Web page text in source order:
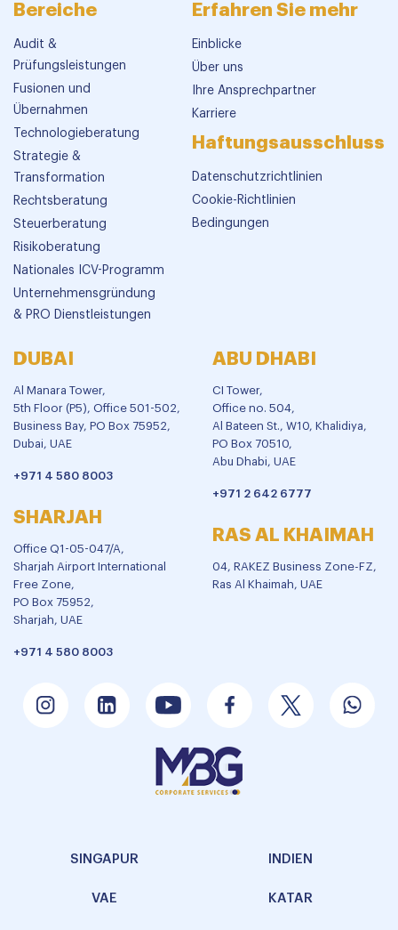
Bereiche
Audit &
Prüfungsleistungen
Fusionen und
Übernahmen
Technologieberatung
Strategie &
Transformation
Rechtsberatung
Steuerberatung
Risikoberatung
Nationales ICV-Programm
Unternehmensgründung
& PRO Dienstleistungen
Erfahren Sie mehr
Einblicke
Über uns
Ihre Ansprechpartner
Karriere
Haftungsausschluss
Datenschutzrichtlinien
Cookie-Richtlinien
Bedingungen
DUBAI
Al Manara Tower,
5th Floor (P5), Office 501-502,
Business Bay, PO Box 75952,
Dubai, UAE
+971 4 580 8003
SHARJAH
Office Q1-05-047/A,
Sharjah Airport International
Free Zone,
PO Box 75952,
Sharjah, UAE
+971 4 580 8003
ABU DHABI
CI Tower,
Office no. 504,
Al Bateen St., W10, Khalidiya,
PO Box 70510,
Abu Dhabi, UAE
+971 2 642 6777
RAS AL KHAIMAH
04, RAKEZ Business Zone-FZ,
Ras Al Khaimah, UAE
SINGAPUR INDIEN
VAE KATAR